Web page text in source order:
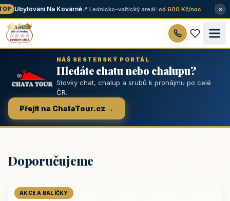
Ubytování Na Kovárně📍 Lednicko-valtický areál· od 600 Kč/noc ×
NÁŠ SESTERSKÝ PORTÁL
Hledáte chatu nebo chalupu?
Stovky chat, chalup a srubů k pronájmu po celé
ČR.
Přejít na ChataTour.cz →
Doporučujeme
AKCE A BALÍČKY